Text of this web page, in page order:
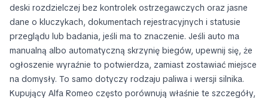
deski rozdzielczej bez kontrolek ostrzegawczych oraz jasne
dane o kluczykach, dokumentach rejestracyjnych i statusie
przeglądu lub badania, jeśli ma to znaczenie. Jeśli auto ma
manualną albo automatyczną skrzynię biegów, upewnij się, że
ogłoszenie wyraźnie to potwierdza, zamiast zostawiać miejsce
na domysły. To samo dotyczy rodzaju paliwa i wersji silnika.
Kupujący Alfa Romeo często porównują właśnie te szczegóły,